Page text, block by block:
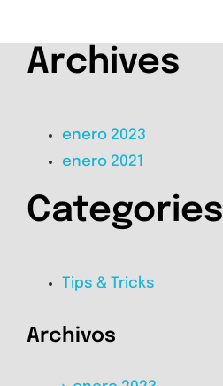
Archives
enero 2023
enero 2021
Categories
Tips & Tricks
Archivos